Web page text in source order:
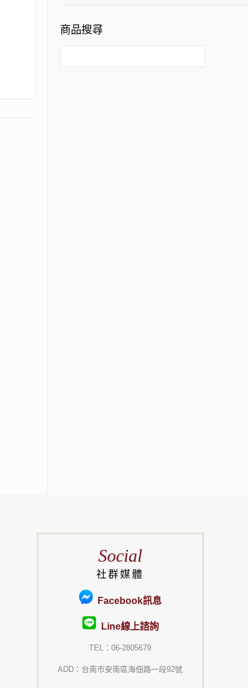
商品搜尋
Social
社群媒體
Facebook訊息
Line線上諮詢
TEL：06-2805679
ADD：台南市安南區海佃路一段92號